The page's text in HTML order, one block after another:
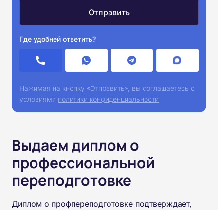
Где удобней ответить?
Нажимая на кнопку «Отправить», вы соглашаетесь с
условиями политики конфиденциальности
Выдаем диплом о
профессиональной
переподготовке
Диплом о профпереподготовке подтверждает,